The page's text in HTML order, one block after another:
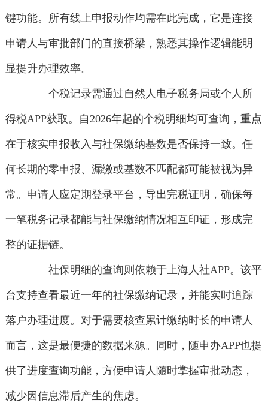
键功能。所有线上申报动作均需在此完成，它是连接
申请人与审批部门的直接桥梁，熟悉其操作逻辑能明
显提升办理效率。
个税记录需通过自然人电子税务局或个人所
得税APP获取。自2026年起的个税明细均可查询，重点
在于核实申报收入与社保缴纳基数是否保持一致。任
何长期的零申报、漏缴或基数不匹配都可能被视为异
常。申请人应定期登录平台，导出完税证明，确保每
一笔税务记录都能与社保缴纳情况相互印证，形成完
整的证据链。
社保明细的查询则依赖于上海人社APP。该平
台支持查看最近一年的社保缴纳记录，并能实时追踪
落户办理进度。对于需要核查累计缴纳时长的申请人
而言，这是最便捷的数据来源。同时，随申办APP也提
供了进度查询功能，方便申请人随时掌握审批动态，
减少因信息滞后产生的焦虑。